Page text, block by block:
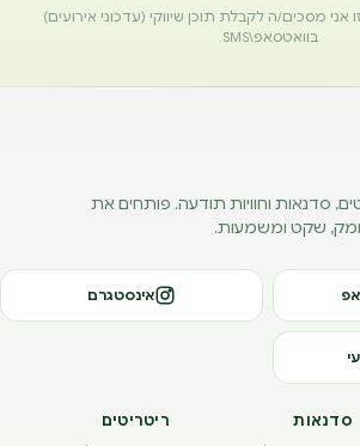
מסכים/ה לקבלת תוכן שיווקי (עדכוני אירועים)
בוואטסאפ\SMS.
סדנאות וחוויות תודעה. פותחים את
שקט ומשמעות.
אינסטגרם
סדנאות ריטריטים